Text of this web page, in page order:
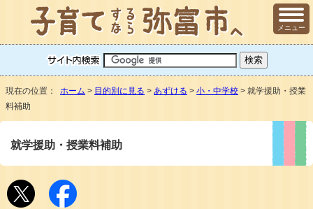
メニュー
現在の位置： ホーム > 目的別に見る > あずける > 小・中学校 > 就学援助・授業
料補助
就学援助・授業料補助